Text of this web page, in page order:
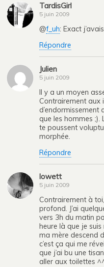
TardisGirl
5 juin 2009
@f_uh: Exact
Répondre
Julien
5 juin 2009
Il y a un moyen
Contrairement aux
d’endormissement
que les hommes ;).
te poussent
morphée.
Répondre
lowett
5 juin 2009
Contrairement à
profond. J’ai
vers 3h du matin
heure là que je
ma mère descend
c’est ça qui me
que j’ai bu une
aller aux toilettes